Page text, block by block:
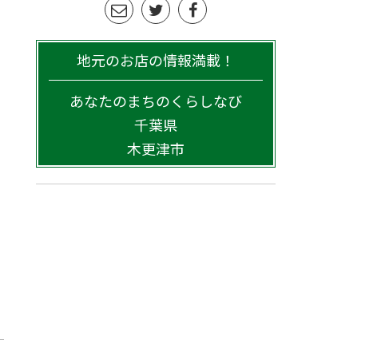
地元のお店の情報満載！
あなたのまちのくらしなび
千葉県
木更津市